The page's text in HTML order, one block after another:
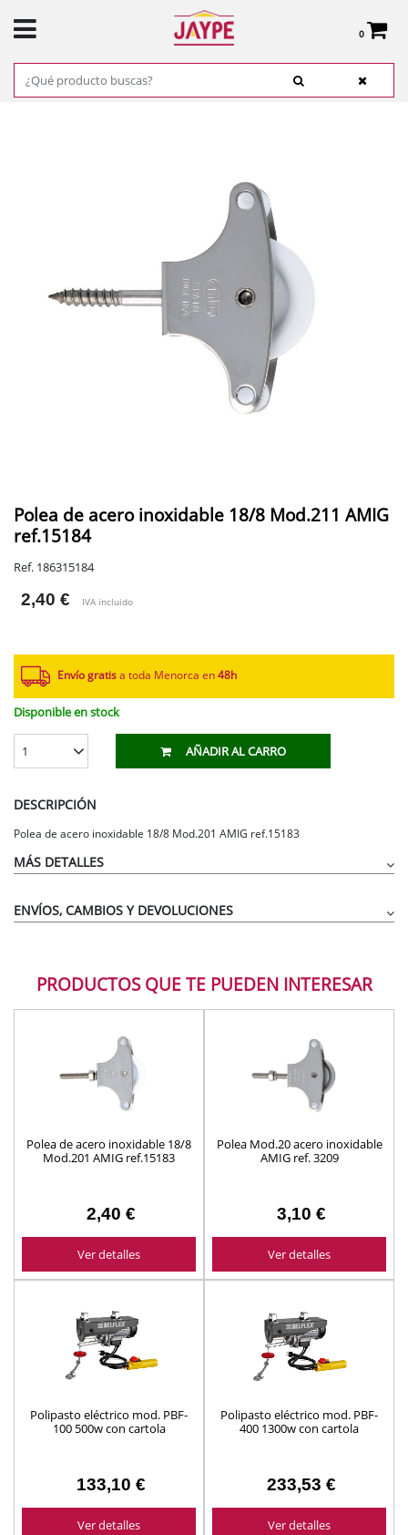
0
Total:
0,00 €
VER CESTA
Polea de acero inoxidable 18/8 Mod.211 AMIG
ref.15184
Ref. 186315184
2,40 € IVA incluido
Envío gratis a toda Menorca en 48h
Disponible en stock
1 AÑADIR AL CARRO
DESCRIPCIÓN
Polea de acero inoxidable 18/8 Mod.201 AMIG ref.15183
MÁS DETALLES
ENVÍOS, CAMBIOS Y DEVOLUCIONES
PRODUCTOS QUE TE PUEDEN INTERESAR
Polea de acero inoxidable 18/8
Mod.201 AMIG ref.15183
2,40 €
Ver detalles
Polea Mod.20 acero inoxidable
AMIG ref. 3209
3,10 €
Ver detalles
Polipasto eléctrico mod. PBF-
100 500w con cartola
133,10 €
Ver detalles
Polipasto eléctrico mod. PBF-
400 1300w con cartola
233,53 €
Ver detalles